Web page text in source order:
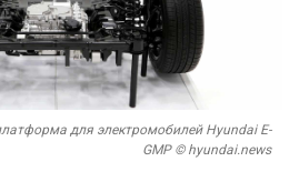
для электромобилей Hyundai E-
GMP © hyundai.news